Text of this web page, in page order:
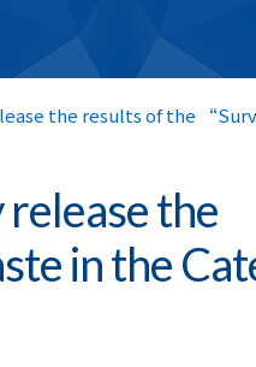
the results of the
release the
in the